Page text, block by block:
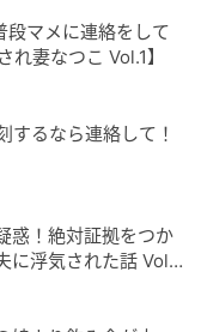
マメに連絡をして
れ妻なつこ Vol.1】
るなら連絡して！
惑！絶対証拠をつか
に浮気された話 Vol.